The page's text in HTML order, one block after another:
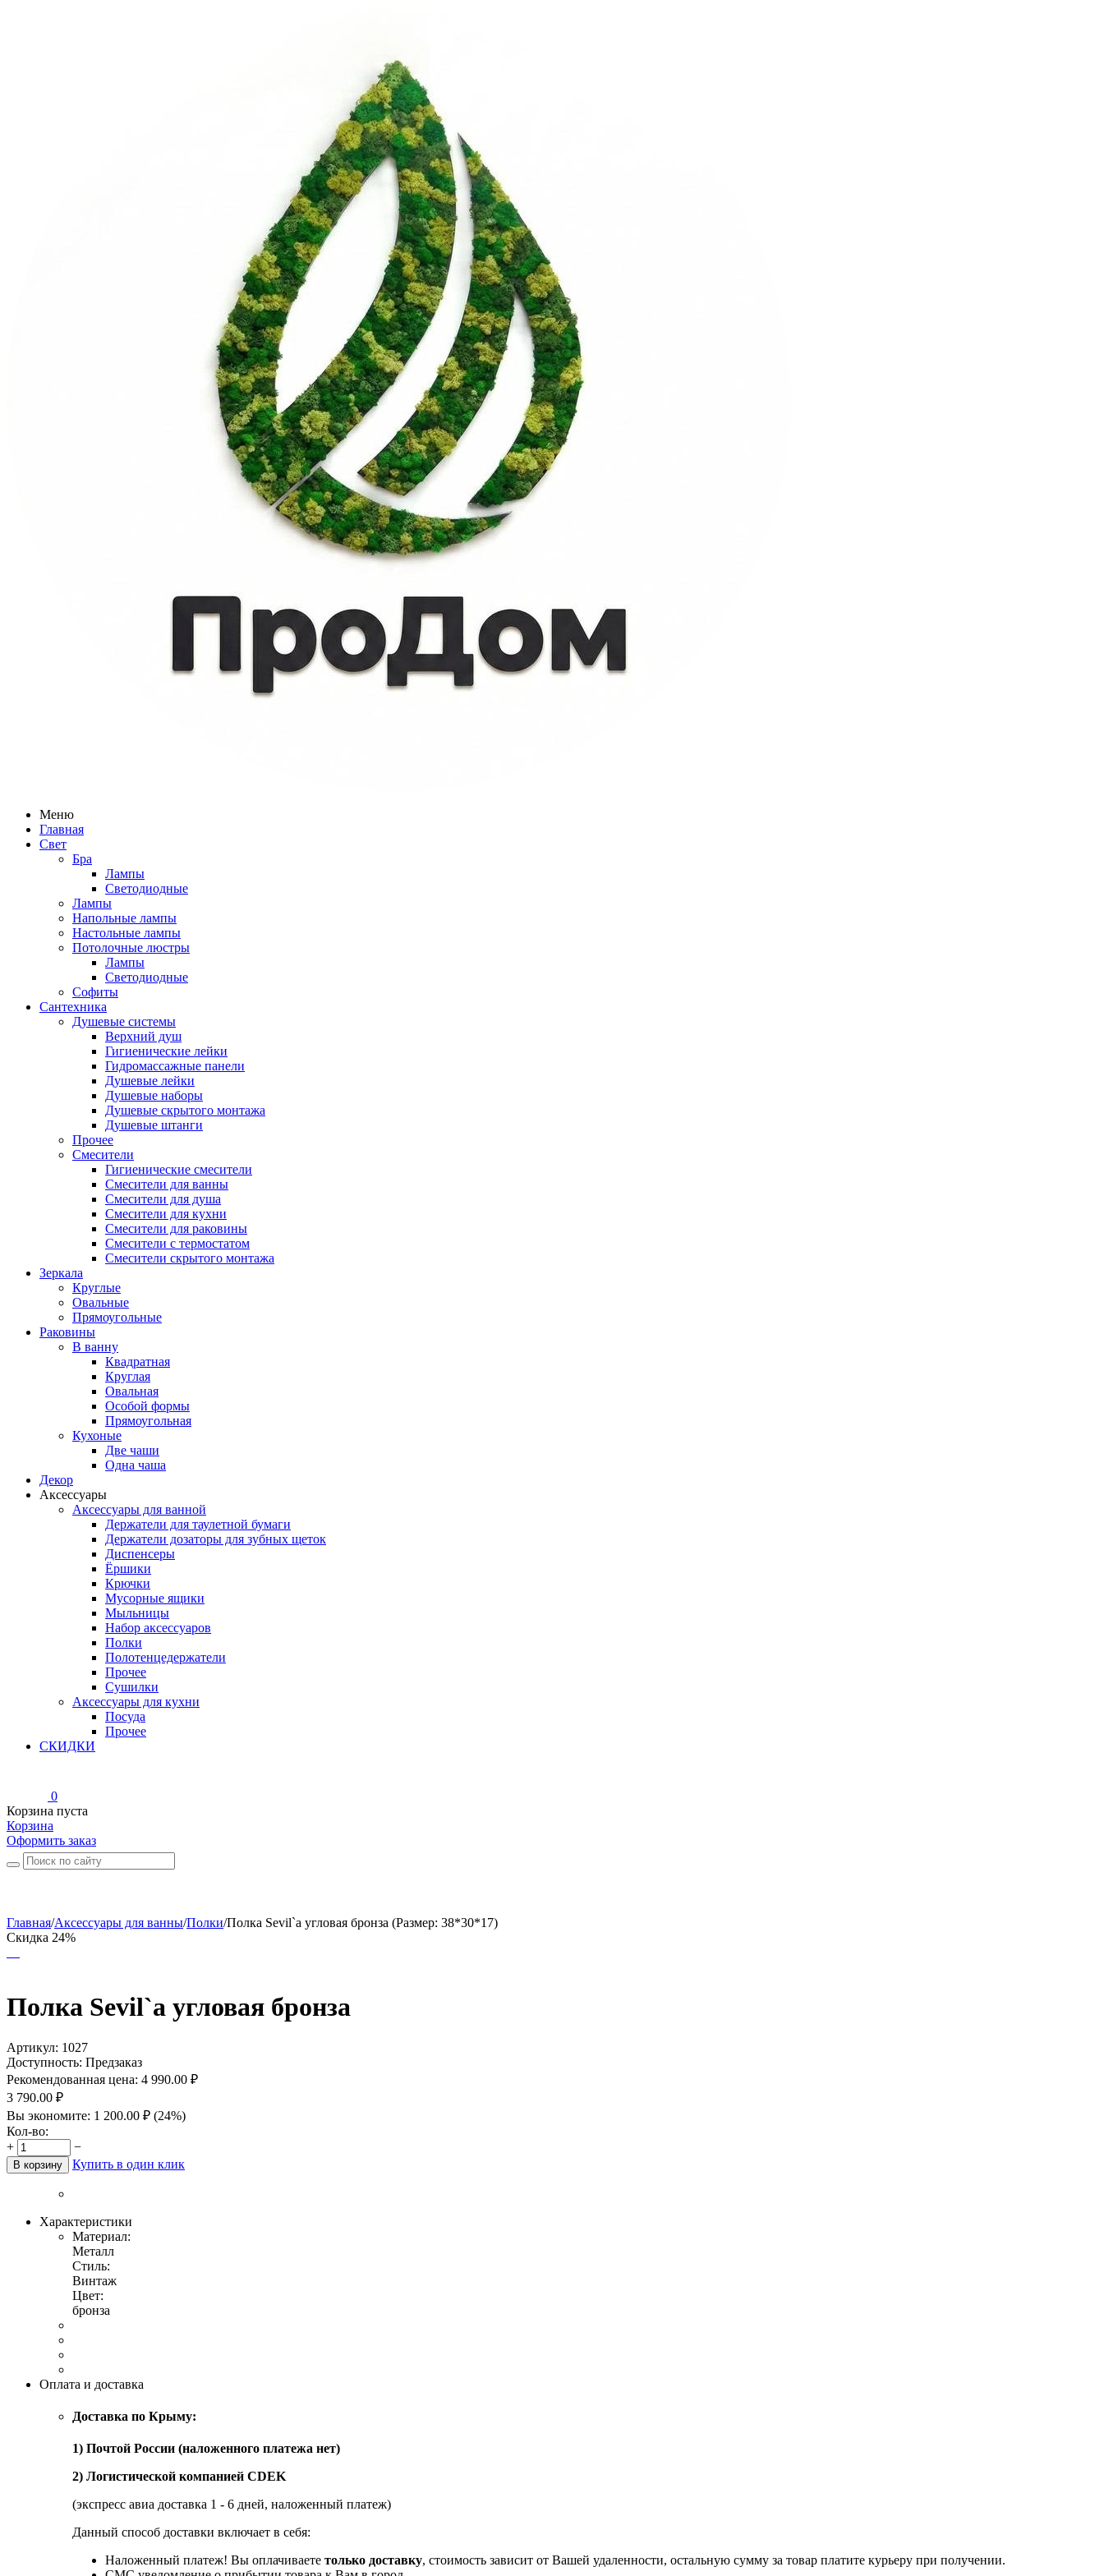
Меню
Главная
Свет
Бра
Лампы
Светодиодные
Лампы
Напольные лампы
Настольные лампы
Потолочные люстры
Лампы
Светодиодные
Софиты
Сантехника
Душевые системы
Верхний душ
Гигиенические лейки
Гидромассажные панели
Душевые лейки
Душевые наборы
Душевые скрытого монтажа
Душевые штанги
Прочее
Смесители
Гигиенические смесители
Смесители для ванны
Смесители для душа
Смесители для кухни
Смесители для раковины
Смесители с термостатом
Смесители скрытого монтажа
Зеркала
Круглые
Овальные
Прямоугольные
Раковины
В ванну
Квадратная
Круглая
Овальная
Особой формы
Прямоугольная
Кухоные
Две чаши
Одна чаша
Декор
Аксессуары
Аксессуары для ванной
Держатели для таулетной бумаги
Держатели дозаторы для зубных щеток
Диспенсеры
Ёршики
Крючки
Мусорные ящики
Мыльницы
Набор аксессуаров
Полки
Полотенцедержатели
Прочее
Сушилки
Аксессуары для кухни
Посуда
Прочее
СКИДКИ
0
Корзина пуста
Корзина
Оформить заказ
Главная/Аксессуары для ванны/Полки/Полка Sevil`a угловая бронза (Размер: 38*30*17)
Скидка 24%
Полка Sevil`a угловая бронза
Артикул: 1027
Доступность: Предзаказ
Рекомендованная цена: 4 990.00 ₽
3 790.00 ₽
Вы экономите: 1 200.00 ₽ (24%)
Кол-во:
+
−
В корзину Купить в один клик
Характеристики
Материал:
Металл
Стиль:
Винтаж
Цвет:
бронза
Оплата и доставка
Доставка по Крыму:
1) Почтой России (наложенного платежа нет)
2) Логистической компанией CDEK
(экспресс авиа доставка 1 - 6 дней, наложенный платеж)
Данный способ доставки включает в себя:
Наложенный платеж! Вы оплачиваете только доставку, стоимость зависит от Вашей удаленности, остальную сумму за товар платите курьеру при получении.